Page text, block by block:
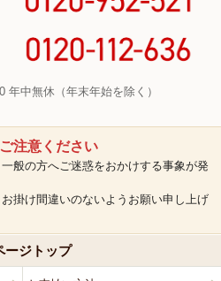
年中無休（年末年始を除く）
注意ください
般の方へご迷惑をおかけする事象が発
掛け間違いのないようお願い申し上げ
ージトップ